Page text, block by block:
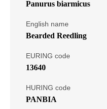
Panurus biarmicus
English name
Bearded Reedling
EURING code
13640
HURING code
PANBIA